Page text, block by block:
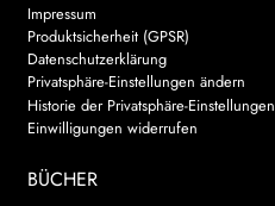
Impressum
Produktsicherheit (GPSR)
Datenschutzerklärung
Privatsphäre-Einstellungen ändern
Historie der Privatsphäre-Einstellungen
Einwilligungen widerrufen
BÜCHER